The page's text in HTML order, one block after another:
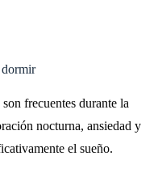
dormir
frecuentes durante la
nocturna, ansiedad y
el sueño.